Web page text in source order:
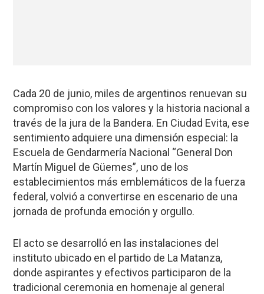
Cada 20 de junio, miles de argentinos renuevan su
compromiso con los valores y la historia nacional a
través de la jura de la Bandera. En Ciudad Evita, ese
sentimiento adquiere una dimensión especial: la
Escuela de Gendarmería Nacional “General Don
Martín Miguel de Güemes”, uno de los
establecimientos más emblemáticos de la fuerza
federal, volvió a convertirse en escenario de una
jornada de profunda emoción y orgullo.
El acto se desarrolló en las instalaciones del
instituto ubicado en el partido de La Matanza,
donde aspirantes y efectivos participaron de la
tradicional ceremonia en homenaje al general